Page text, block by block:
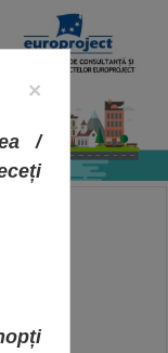
×
/